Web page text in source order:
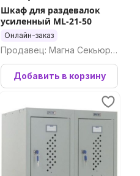
Шкаф для раздевалок
усиленный ML-21-50
Онлайн-заказ
Продавец: Магна Секьюри
ти ООО
Добавить в корзину